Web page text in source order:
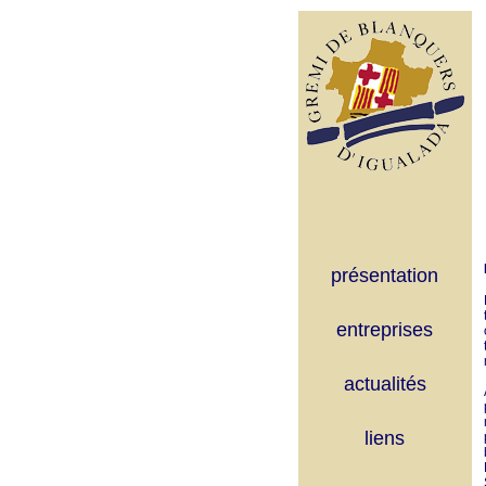
présentation
entreprises
actualités
liens